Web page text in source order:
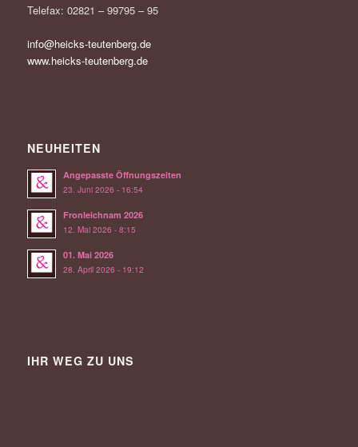
Telefax: 02821 – 99795 – 95
info@heicks-teutenberg.de
www.heicks-teutenberg.de
NEUHEITEN
Angepasste Öffnungszeiten
23. Juni 2026 - 16:54
Fronleichnam 2026
12. Mai 2026 - 8:15
01. Mai 2026
28. April 2026 - 19:12
IHR WEG ZU UNS